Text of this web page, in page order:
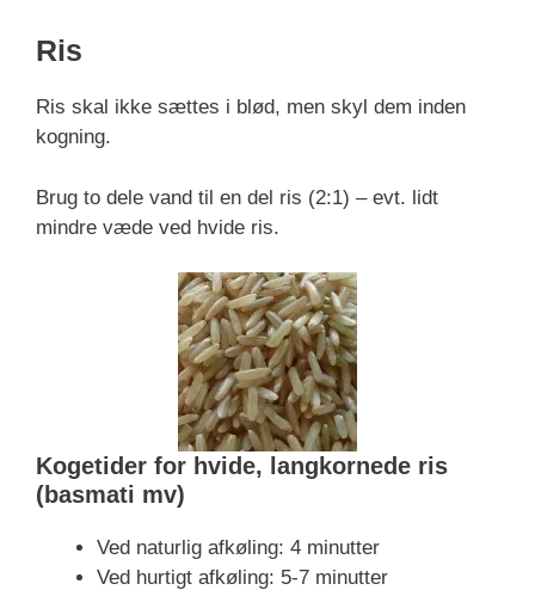
Ris
Ris skal ikke sættes i blød, men skyl dem inden
kogning.
Brug to dele vand til en del ris (2:1) – evt. lidt
mindre væde ved hvide ris.
Kogetider for hvide, langkornede ris
(basmati mv)
Ved naturlig afkøling: 4 minutter
Ved hurtigt afkøling: 5-7 minutter